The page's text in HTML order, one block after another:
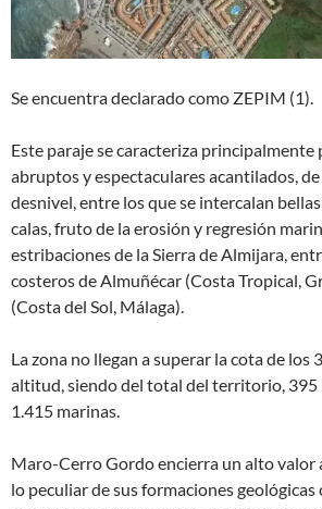
Se encuentra declarado como ZEPIM (1).
Este paraje se caracteriza
abruptos y espectaculares acantilados,
desnivel, entre los que se intercalan
calas, fruto de la erosión y regresión
estribaciones de la Sierra de Almijara,
costeros de Almuñécar (Costa Tropical,
(Costa del Sol, Málaga).
La zona no llegan a superar la cota de los
altitud, siendo del total del territorio, 395
1.415 marinas.
Maro-Cerro Gordo encierra un alto
lo peculiar de sus formaciones geológicas